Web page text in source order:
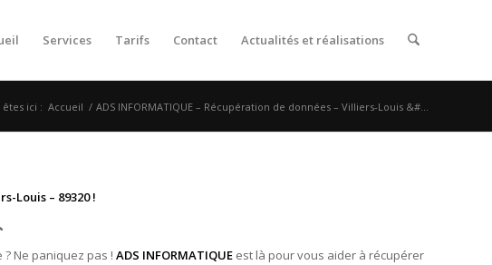
Services Tarifs Contact Actualités et réalisations
êtes ici : Accueil / ADS INFORMATIQUE – Récupération de données – Villiers-Louis &#...
Louis – 89320 !
Ne paniquez pas ! ADS INFORMATIQUE est là pour vous aider à récupérer